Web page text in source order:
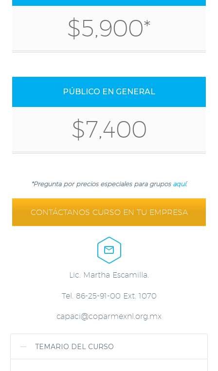
$5,900*
PÚBLICO EN GENERAL
$7,400
*Pregunta por precios especiales para grupos aquí.
CONTÁCTANOS CURSO EN TU EMPRESA


Lic. Martha Escamilla.
Tel. 86-25-91-00 Ext. 1070
capaci@coparmexnl.org.mx
TEMARIO DEL CURSO